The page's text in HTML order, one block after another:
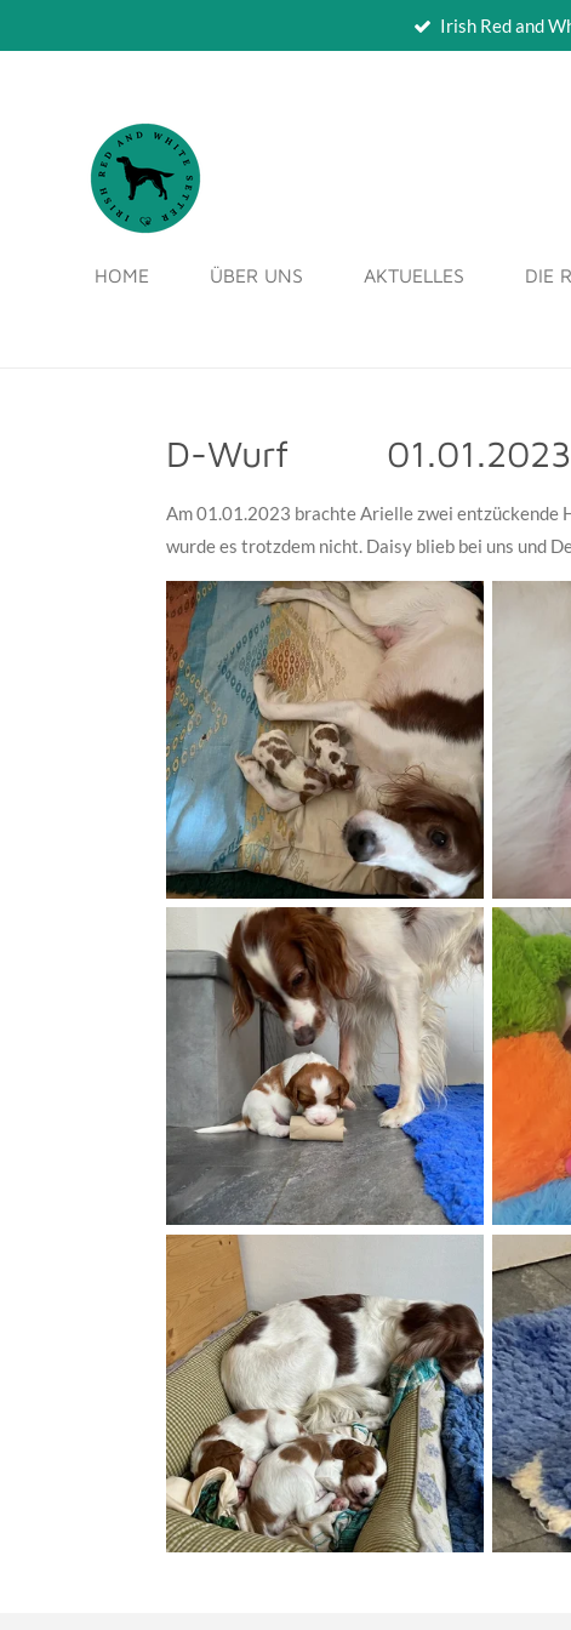
Irish Red and
HOME ÜBER UNS AKTUELLES DIE
D-Wurf 01.01.2023
Am 01.01.2023 brachte Arielle zwei entzückende
wurde es trotzdem nicht. Daisy blieb bei uns und